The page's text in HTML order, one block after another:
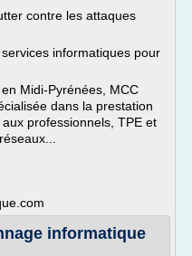
contre les attaques
informatiques pour
Midi-Pyrénées, MCC
dans la prestation
professionnels, TPE et
informatique